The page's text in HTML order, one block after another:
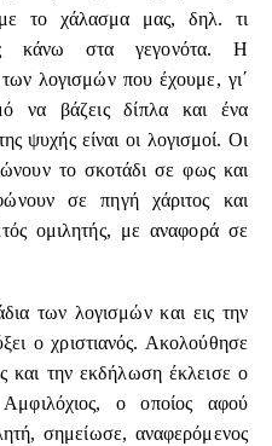
το χάλασμα μας, δηλ. τι
κάνω στα γεγονότα. Η
των λογισμών που έχουμε, γι΄
να βάζεις δίπλα και ένα
ψυχής είναι οι λογισμοί. Οι
το σκοτάδι σε φως και
σε πηγή χάριτος και
ομιλητής, με αναφορά σε
των λογισμών και εις την
ο χριστιανός. Ακολούθησε
και την εκδήλωση έκλεισε ο
ο οποίος αφού
σημείωσε, αναφερόμενος